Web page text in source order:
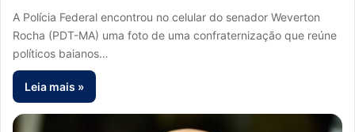
A Polícia Federal encontrou no celular do senador Weverton
Rocha (PDT-MA) uma foto de uma confraternização que reúne
políticos baianos…
Leia mais »